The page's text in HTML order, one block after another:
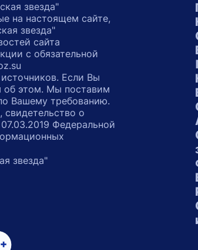
звезда"
на настоящем сайте,
звезда"
сайта
с обязательной
Если Вы
об этом. Мы поставим
Вашему требованию.
свидетельство о
Федеральной
звезда"